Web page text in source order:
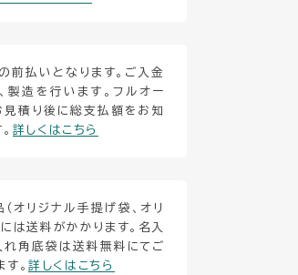
前払いとなります。ご入金
製造を行います。フルオー
見積り後に総支払額をお知
詳しくはこちら
オリジナル手提げ袋、オリ
は送料がかかります。名入
れ角底袋は送料無料にてご
す。詳しくはこちら